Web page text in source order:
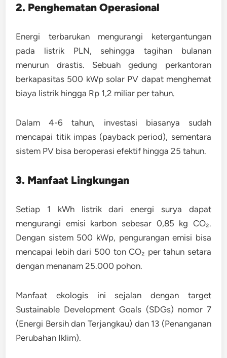
2. Penghematan Operasional
Energi terbarukan mengurangi ketergantungan
pada listrik PLN, sehingga tagihan bulanan
menurun drastis. Sebuah gedung perkantoran
berkapasitas 500 kWp solar PV dapat menghemat
biaya listrik hingga Rp 1,2 miliar per tahun.
Dalam 4-6 tahun, investasi biasanya sudah
mencapai titik impas (payback period), sementara
sistem PV bisa beroperasi efektif hingga 25 tahun.
3. Manfaat Lingkungan
Setiap 1 kWh listrik dari energi surya dapat
mengurangi emisi karbon sebesar 0,85 kg CO₂.
Dengan sistem 500 kWp, pengurangan emisi bisa
mencapai lebih dari 500 ton CO₂ per tahun setara
dengan menanam 25.000 pohon.
Manfaat ekologis ini sejalan dengan target
Sustainable Development Goals (SDGs) nomor 7
(Energi Bersih dan Terjangkau) dan 13 (Penanganan
Perubahan Iklim).